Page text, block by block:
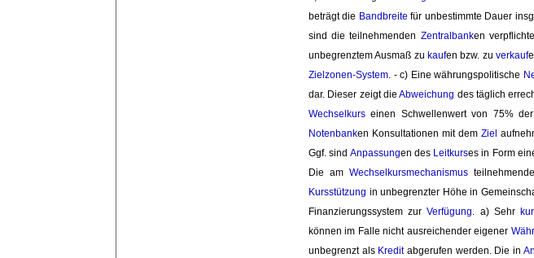
beträgt die Bandbreite für unbestimmte Dauer
sind die teilnehmenden Zentralbanken
unbegrenztem Ausmaß zu kaufen bzw. zu verkauf
Zielzonen-System. - c) Eine währungspolitische
dar. Dieser zeigt dieAbweichung des täglich
Wechselkurs einen Schwellenwert von 75% der
Notenbanken Konsultationen mit demZiel
Ggf. sind Anpassungen des Leitkurses in Form
Die amWechselkursmechanismus
Kursstützung in unbegrenzter Höhe in
Finanzierungssystem zurVerfügung. a) Sehr
können im Falle nicht ausreichender eigener
unbegrenzt als Kreditabgerufen werden. Die in